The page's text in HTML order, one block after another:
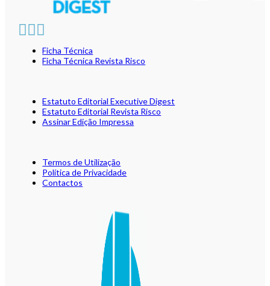
Ficha Técnica
Ficha Técnica Revista Risco
Estatuto Editorial Executive Digest
Estatuto Editorial Revista Risco
Assinar Edição Impressa
Termos de Utilização
Política de Privacidade
Contactos